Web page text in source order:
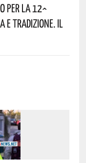
Per La 12^
E Tradizione. Il